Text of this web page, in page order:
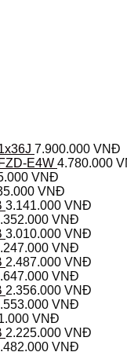
7.900.000 VNĐ
E4W 4.780.000
VNĐ
VNĐ
3.141.000 VNĐ
VNĐ
3.010.000 VNĐ
VNĐ
2.487.000 VNĐ
VNĐ
2.356.000 VNĐ
VNĐ
VNĐ
2.225.000 VNĐ
VNĐ